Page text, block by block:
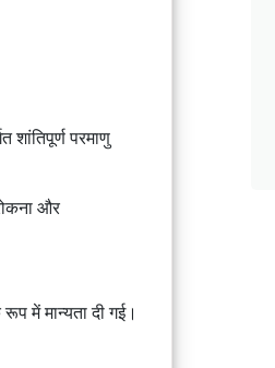
शांतिपूर्ण परमाणु
और
में मान्यता दी गई।